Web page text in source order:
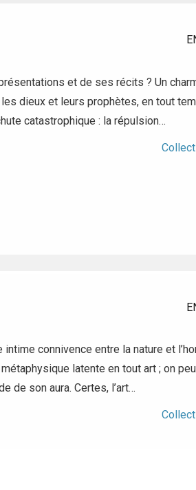
et de ses récits ? Un
dieux et leurs prophètes, en tout
catastrophique : la répulsion…
connivence entre la nature et
latente en tout art ; on
de son aura. Certes, l’art…